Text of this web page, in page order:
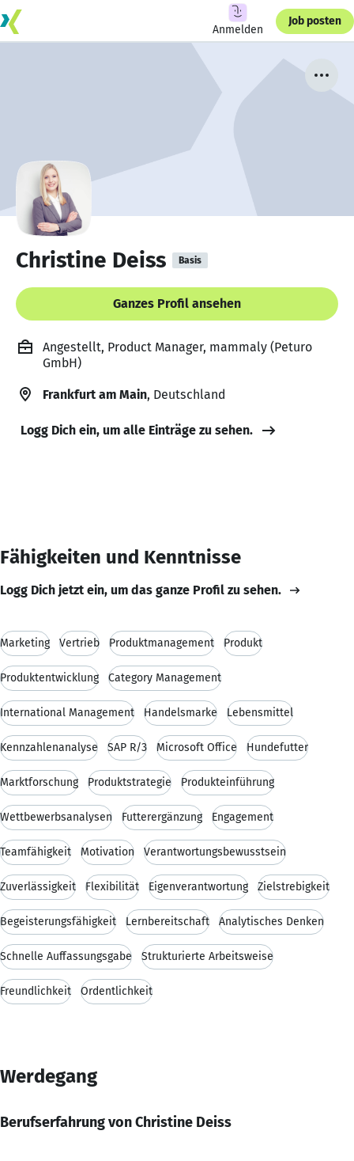
Anmelden
Job posten
Christine Deiss Basis
Ganzes Profil ansehen
Angestellt, Product Manager, mammaly (Peturo
GmbH)
Frankfurt am Main, Deutschland
Logg Dich ein, um alle Einträge zu sehen.
Fähigkeiten und Kenntnisse
Logg Dich jetzt ein, um das ganze Profil zu sehen.
Marketing Vertrieb Produktmanagement Produkt
Produktentwicklung Category Management
International Management Handelsmarke Lebensmittel
Kennzahlenanalyse SAP R/3 Microsoft Office Hundefutter
Marktforschung Produktstrategie Produkteinführung
Wettbewerbsanalysen Futterergänzung Engagement
Teamfähigkeit Motivation Verantwortungsbewusstsein
Zuverlässigkeit Flexibilität Eigenverantwortung Zielstrebigkeit
Begeisterungsfähigkeit Lernbereitschaft Analytisches Denken
Schnelle Auffassungsgabe Strukturierte Arbeitsweise
Freundlichkeit Ordentlichkeit
Werdegang
Berufserfahrung von Christine Deiss